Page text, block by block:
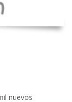
nuevos